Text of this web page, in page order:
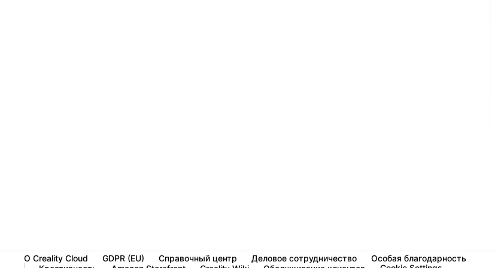
О Creality Cloud GDPR (EU) Справочный центр Деловое сотрудничество
Особая благодарность